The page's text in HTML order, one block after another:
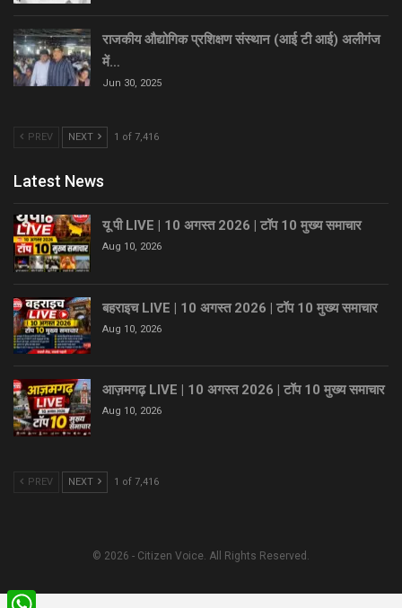
राजकीय औद्योगिक प्रशिक्षण संस्थान (आई टी आई) अलीगंज
में…
Jun 30, 2025
PREV NEXT 1 of 7,416
Latest News
यू पी LIVE | 10 अगस्त 2026 | टॉप 10 मुख्य समाचार
Aug 10, 2026
बहराइच LIVE | 10 अगस्त 2026 | टॉप 10 मुख्य समाचार
Aug 10, 2026
आज़मगढ़ LIVE | 10 अगस्त 2026 | टॉप 10 मुख्य समाचार
Aug 10, 2026
PREV NEXT 1 of 7,416
© 2026 - Citizen Voice. All Rights Reserved.
WhatsApp